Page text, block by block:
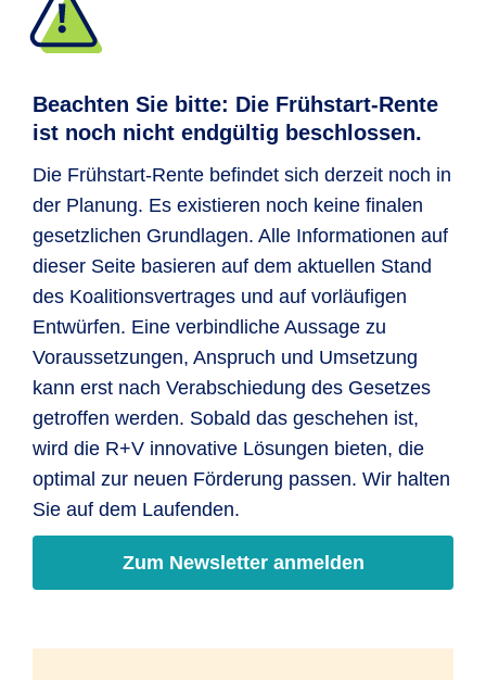
Nach dem 18. Lebensjahr können die
bespart werden, sodass ein zusätzlicher
individueller Vorsorgebaustein zur
gesetzlichen Rente entsteht. Das
angesparte Kapital istvor staatlichem
Zugriff geschütztundwird erst mit
Erreichen der Regelaltersgrenze
(derzeit 67 Jahre) ausgezahlt.Ein
vorzeitiger Zugriff soll nicht möglich sein.
Die Erträge aus dem Depot sollenbis
zum Renteneintritt steuerfreisein.
Altersvorsorgedepot eröffnen. Diese
Auffanglösung bedeutet, dass der nicht
Frühstart-Rente von monatlich 10 EUR
über die Bundesbank angelegt wird.
Wichtig: Zuzahlungen
oder die
Berücksichtigung individueller
Anlagepräferenzen sind dabei
nicht
möglich.
Eltern können sich in diesem Fall noch zu
einem späteren Zeitpunkt für die
Eröffnung eines individuellen Vertrags für
ihr Kind entscheiden. Der bis dahin in der
Auffanglösung angelegte Betrag wird
dann auf den individuellen Vertrag
übertragen.
Beachten Sie bitte: Die Frühstart-Rente
ist noch nicht endgültig beschlossen.
Die Frühstart-Rente befindet sich derzeit noch in
der Planung. Es existieren noch keine finalen
gesetzlichen Grundlagen. Alle Informationen auf
dieser Seite basieren auf dem aktuellen Stand
des Koalitionsvertrages und auf vorläufigen
Entwürfen. Eine verbindliche Aussage zu
Voraussetzungen, Anspruch und Umsetzung
kann erst nach Verabschiedung des Gesetzes
getroffen werden. Sobald das geschehen ist,
wird die R+V innovative Lösungen bieten, die
optimal zur neuen Förderung passen. Wir halten
Sie auf dem Laufenden.
Zum Newsletter anmelden